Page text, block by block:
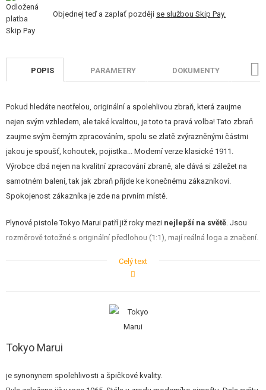
KONTAKT Objednej teď a zaplať později se službou Skip Pay.
POPIS PARAMETRY DOKUMENTY
Pokud hledáte neotřelou, originální a spolehlivou zbraň, která zaujme
nejen svým vzhledem, ale také kvalitou, je toto ta pravá volba! Tato zbraň
zaujme svým černým zpracováním, spolu se zlatě zvýrazněnými částmi
jakou je spoušť, kohoutek, pojistka... Moderní verze klasické 1911.
Výrobce dbá nejen na kvalitní zpracování zbraně, ale dává si záležet na
samotném balení, tak jak zbraň přijde ke konečnému zákazníkovi.
Spokojenost zákazníka je zde na prvním místě.
Plynové pistole Tokyo Marui patří již roky mezi nejlepší na světě. Jsou
rozměrově totožné s originální předlohou (1:1), mají reálná loga a značení.
při každém výstřelu a samozřejmě rozborka. Pohyblivé díly mají stejnou
Jako hnací plyn doporučujeme typ 144a, jenž je šetrnější pro pohyblivé
části a zajistí dlouhodobou funkci repliky. Plyn se plní do kovového
zásobník kuliček (cca 20-30 ran). Z jedné lahve pak můžete naplnit cca 40-
Celý text
Tokyo Marui
je synonynem spolehlivosti a špičkové kvality.